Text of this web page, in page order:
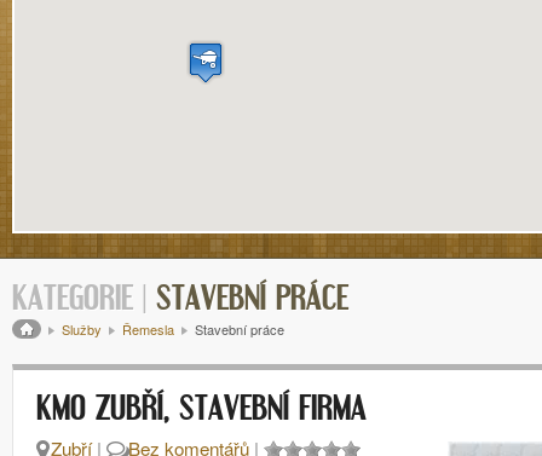
KATEGORIE | STAVEBNÍ PRÁCE
Drobečková navigace
Služby Řemesla Stavební práce
KMO ZUBŘÍ, STAVEBNÍ FIRMA
Zubří| Bez komentářů |